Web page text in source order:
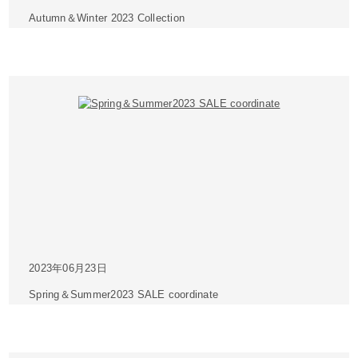
Autumn＆Winter 2023 Collection
2023年06月23日
Spring＆Summer2023 SALE coordinate